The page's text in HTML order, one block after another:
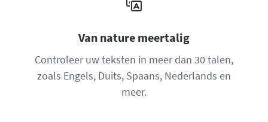
Van nature meertalig
Controleer uw teksten in meer dan 30 talen,
zoals Engels, Duits, Spaans, Nederlands en
meer.